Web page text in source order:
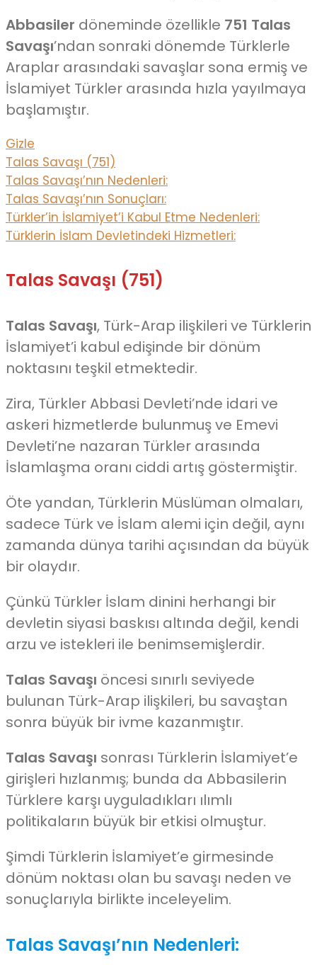
Abbasiler döneminde özellikle 751 Talas
Savaşı’ndan sonraki dönemde Türklerle
Araplar arasındaki savaşlar sona ermiş ve
İslamiyet Türkler arasında hızla yayılmaya
başlamıştır.
Gizle
Talas Savaşı (751)
Talas Savaşı’nın Nedenleri:
Talas Savaşı’nın Sonuçları:
Türkler’in İslamiyet’i Kabul Etme Nedenleri:
Türklerin İslam Devletindeki Hizmetleri:
Talas Savaşı (751)
Talas Savaşı, Türk-Arap ilişkileri ve Türklerin
İslamiyet’i kabul edişinde bir dönüm
noktasını teşkil etmektedir.
Zira, Türkler Abbasi Devleti’nde idari ve
askeri hizmetlerde bulunmuş ve Emevi
Devleti’ne nazaran Türkler arasında
İslamlaşma oranı ciddi artış göstermiştir.
Öte yandan, Türklerin Müslüman olmaları,
sadece Türk ve İslam alemi için değil, aynı
zamanda dünya tarihi açısından da büyük
bir olaydır.
Çünkü Türkler İslam dinini herhangi bir
devletin siyasi baskısı altında değil, kendi
arzu ve istekleri ile benimsemişlerdir.
Talas Savaşı öncesi sınırlı seviyede
bulunan Türk-Arap ilişkileri, bu savaştan
sonra büyük bir ivme kazanmıştır.
Talas Savaşı sonrası Türklerin İslamiyet’e
girişleri hızlanmış; bunda da Abbasilerin
Türklere karşı uyguladıkları ılımlı
politikaların büyük bir etkisi olmuştur.
Şimdi Türklerin İslamiyet’e girmesinde
dönüm noktası olan bu savaşı neden ve
sonuçlarıyla birlikte inceleyelim.
Talas Savaşı’nın Nedenleri: